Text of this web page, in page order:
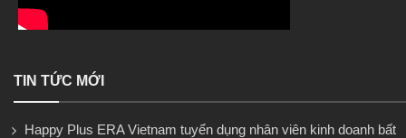
TIN TỨC MỚI
Happy Plus ERA Vietnam tuyển dụng nhân viên kinh doanh bất